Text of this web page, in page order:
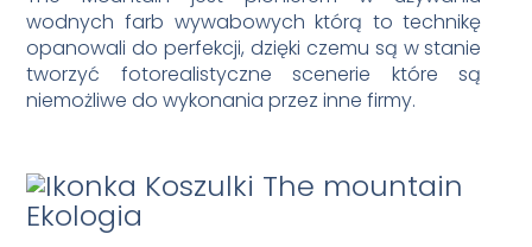
wodnych farb wywabowych którą to technikę
opanowali do perfekcji, dzięki czemu są w stanie
tworzyć fotorealistyczne scenerie które są
niemożliwe do wykonania przez inne firmy.
Ekologia